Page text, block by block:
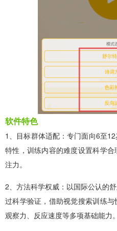
软件特色
1、目标群体适配：专门面向6至
特性，训练内容的难度设置科学
注力。
2、方法科学权威：以国际公认的
过科学验证，借助视觉搜索训练与
观察力、反应速度等多项基础能力。